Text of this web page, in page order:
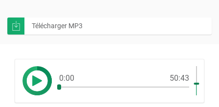
Télécharger MP3
0:00 50:43